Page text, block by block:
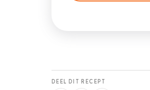
DEEL DIT RECEPT